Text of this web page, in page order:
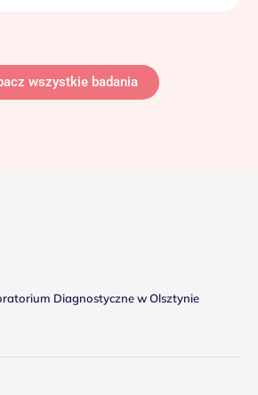
wszystkie badania
Diagnostyczne w Olsztynie